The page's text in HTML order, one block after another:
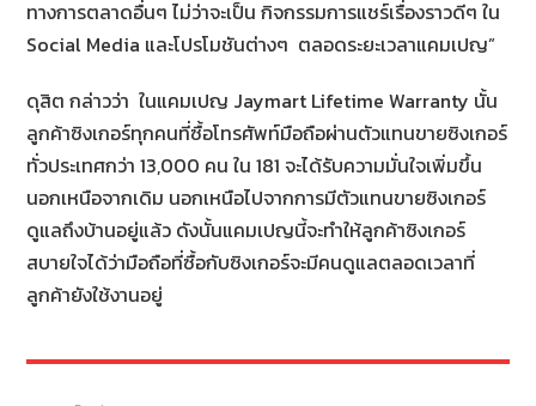
ทางการตลาดอื่นๆ ไม่ว่าจะเป็น กิจกรรมการแชร์เรื่องราวดีๆ ใน
Social Media และโปรโมชันต่างๆ ตลอดระยะเวลาแคมเปญ”
ดุสิต กล่าวว่า ในแคมเปญ Jaymart Lifetime Warranty นั้น
ลูกค้าซิงเกอร์ทุกคนที่ซื้อโทรศัพท์มือถือผ่านตัวแทนขายซิงเกอร์
ทั่วประเทศกว่า 13,000 คน ใน 181 จะได้รับความมั่นใจเพิ่มขึ้น
นอกเหนือจากเดิม นอกเหนือไปจากการมีตัวแทนขายซิงเกอร์
ดูแลถึงบ้านอยู่แล้ว ดังนั้นแคมเปญนี้จะทำให้ลูกค้าซิงเกอร์
สบายใจได้ว่ามือถือที่ซื้อกับซิงเกอร์จะมีคนดูแลตลอดเวลาที่
ลูกค้ายังใช้งานอยู่